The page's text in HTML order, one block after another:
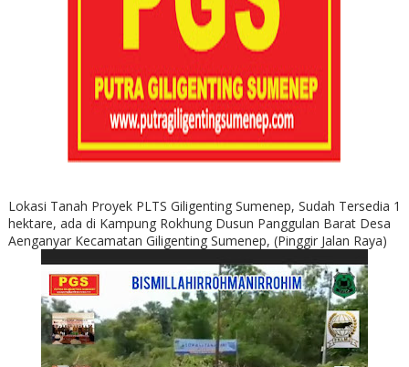
Lokasi Tanah Proyek PLTS Giligenting Sumenep, Sudah Tersedia 1
hektare, ada di Kampung Rokhung Dusun Panggulan Barat Desa
Aenganyar Kecamatan Giligenting Sumenep, (Pinggir Jalan Raya)